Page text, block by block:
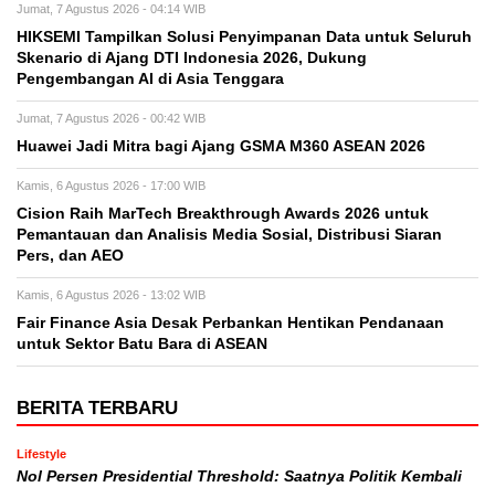
Jumat, 7 Agustus 2026 - 04:14 WIB
HIKSEMI Tampilkan Solusi Penyimpanan Data untuk Seluruh
Skenario di Ajang DTI Indonesia 2026, Dukung
Pengembangan AI di Asia Tenggara
Jumat, 7 Agustus 2026 - 00:42 WIB
Huawei Jadi Mitra bagi Ajang GSMA M360 ASEAN 2026
Kamis, 6 Agustus 2026 - 17:00 WIB
Cision Raih MarTech Breakthrough Awards 2026 untuk
Pemantauan dan Analisis Media Sosial, Distribusi Siaran
Pers, dan AEO
Kamis, 6 Agustus 2026 - 13:02 WIB
Fair Finance Asia Desak Perbankan Hentikan Pendanaan
untuk Sektor Batu Bara di ASEAN
BERITA TERBARU
Lifestyle
Nol Persen Presidential Threshold: Saatnya Politik Kembali